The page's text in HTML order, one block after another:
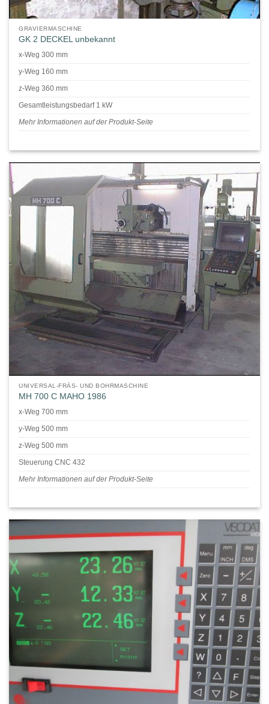
GRAVIERMASCHINE
GK 2 DECKEL unbekannt
x-Weg 300 mm
y-Weg 160 mm
z-Weg 360 mm
Gesamtleistungsbedarf 1 kW
Mehr Informationen auf der Produkt-Seite
UNIVERSAL-FRÄS- UND BOHRMASCHINE
MH 700 C MAHO 1986
x-Weg 700 mm
y-Weg 500 mm
z-Weg 500 mm
Steuerung CNC 432
Mehr Informationen auf der Produkt-Seite